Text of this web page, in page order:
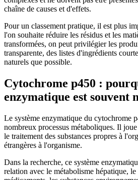
chaîne de causes et d'effets.
Pour un classement pratique, il est plus
l'on souhaite réduire les résidus et les
transformées, on peut privilégier les
transparente, des listes d'ingrédients
naturels que possible.
Cytochrome p450 :
enzymatique est souvent
Le système enzymatique du cytochrome
nombreux processus métaboliques. Il
le traitement des substances propres à
étrangères à l'organisme.
Dans la recherche, ce système
relation avec le métabolisme hépatique, le